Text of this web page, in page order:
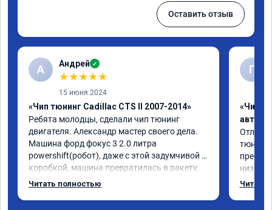
Оставить отзыв
А Андрей ✓
★★★★★
15 июня 2024
«Чип тюнинг Cadillac CTS II 2007-2014»
Ребята молодцы, сделали чип тюнинг
двигателя. Александр мастер своего дела.
Машина форд фокус 3 2.0 литра
powershift(робот), даже с этой задумчивой
коробкой, машина превратилась в ракету,
даже страшно от такого ускорения,
Читать полностью
Г
«Чип
низов,
Расход
Читать